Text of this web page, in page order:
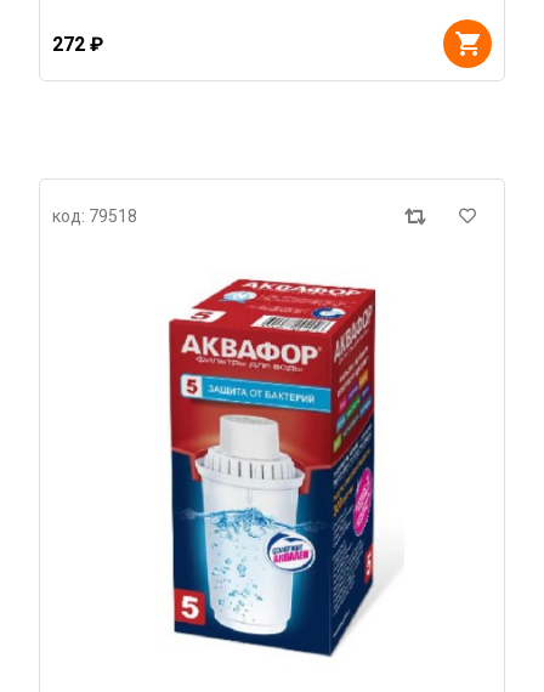
272 ₽
код: 79518